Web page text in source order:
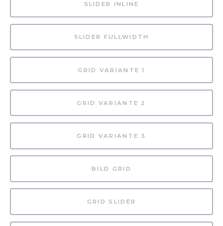
SLIDER INLINE
SLIDER FULLWIDTH
GRID VARIANTE 1
GRID VARIANTE 2
GRID VARIANTE 3
BILD GRID
GRID SLIDER